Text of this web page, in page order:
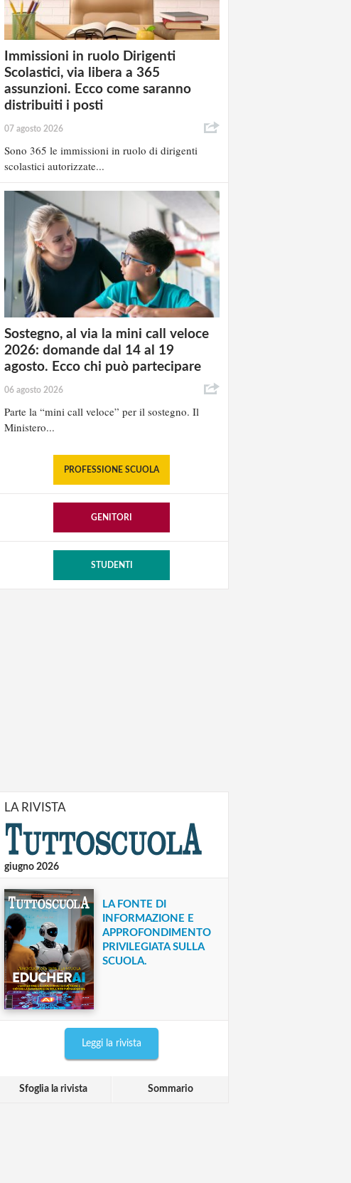
Immissioni in ruolo Dirigenti
Scolastici, via libera a 365
assunzioni. Ecco come saranno
distribuiti i posti
07 agosto 2026
Sono 365 le immissioni in ruolo di dirigenti
scolastici autorizzate...
Sostegno, al via la mini call veloce
2026: domande dal 14 al 19
agosto. Ecco chi può partecipare
06 agosto 2026
Parte la “mini call veloce” per il sostegno. Il
Ministero...
PROFESSIONE SCUOLA
GENITORI
STUDENTI
LA RIVISTA
giugno 2026
LA FONTE DI
INFORMAZIONE E
APPROFONDIMENTO
PRIVILEGIATA SULLA
SCUOLA.
Leggi la rivista
Sfoglia la rivista Sommario